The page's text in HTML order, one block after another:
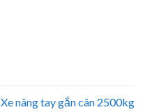
Xe nâng tay gắn cân 2500kg